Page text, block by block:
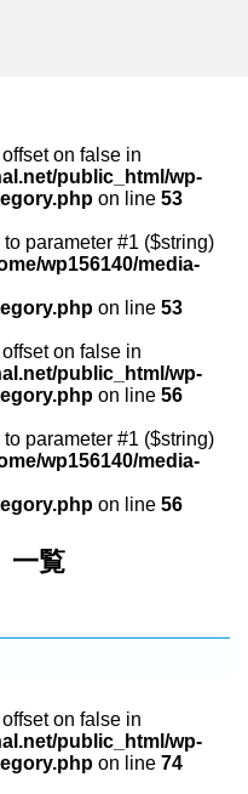
on false in
public_html/wp-
on line 53
parameter #1 ($string)
wp156140/media-
on line 53
on false in
public_html/wp-
on line 56
parameter #1 ($string)
wp156140/media-
on line 56
一覧
on false in
public_html/wp-
on line 74